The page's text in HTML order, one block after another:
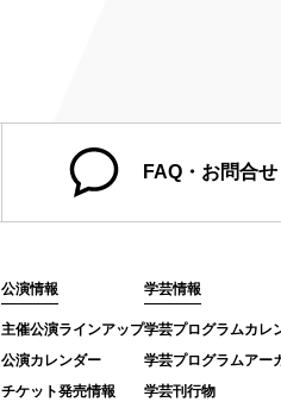
FAQ・お問合せ
公演情報
主催公演ラインアップ
公演カレンダー
チケット発売情報
学芸情報
学芸プログラムカレ
学芸プログラムアー
学芸刊行物